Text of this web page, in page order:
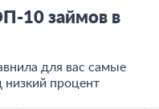
10 займов в
для вас самые
низкий процент